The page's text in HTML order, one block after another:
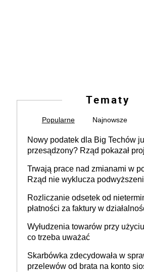
Tematy
Popularne Najnowsze
Nowy podatek dla Big Techów
przesądzony? Rząd pokazał
Trwają prace nad zmianami w
Rząd nie wyklucza
Rozliczanie odsetek od
płatności za faktury w
Wyłudzenia towarów przy
co trzeba uważać
Skarbówka zdecydowała w
przelewów od brata na konto